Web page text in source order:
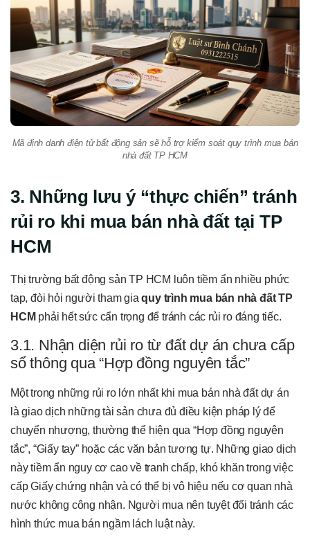
Mã định danh điện tử bất động sản sẽ hỗ trợ kiểm soát quy trình mua bán
nhà đất TP HCM
3. Những lưu ý “thực chiến” tránh
rủi ro khi mua bán nhà đất tại TP
HCM
Thị trường bất động sản TP HCM luôn tiềm ẩn nhiều phức
tạp, đòi hỏi người tham giaquy trình mua bán nhà đất TP
HCM phải hết sức cẩn trọng để tránh các rủi ro đáng tiếc.
3.1. Nhận diện rủi ro từ đất dự án chưa cấp
sổ thông qua “Hợp đồng nguyên tắc”
Một trong những rủi ro lớn nhất khi mua bán nhà đất dự án
là giao dịch những tài sản chưa đủ điều kiện pháp lý để
chuyển nhượng, thường thể hiện qua “Hợp đồng nguyên
tắc”, “Giấy tay” hoặc các văn bản tương tự. Những giao dịch
này tiềm ẩn nguy cơ cao về tranh chấp, khó khăn trong việc
cấp Giấy chứng nhận và có thể bị vô hiệu nếu cơ quan nhà
nước không công nhận. Người mua nên tuyệt đối tránh các
hình thức mua bán ngầm lách luật này.